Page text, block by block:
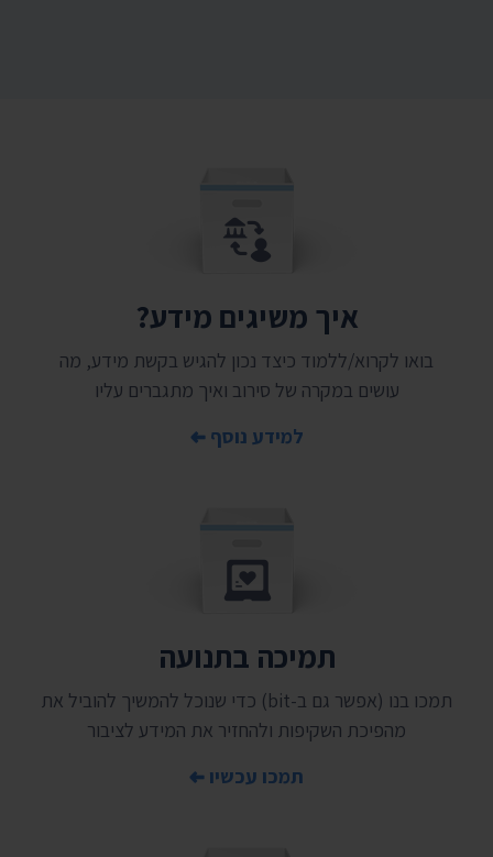
איך משיגים מידע?
בואו לקרוא/ללמוד כיצד נכון להגיש בקשת מידע, מה
עושים במקרה של סירוב ואיך מתגברים עליו
למידע נוסף
תמיכה בתנועה
תמכו בנו (אפשר גם ב-bit) כדי שנוכל להמשיך להוביל את
מהפיכת השקיפות ולהחזיר את המידע לציבור
תמכו עכשיו